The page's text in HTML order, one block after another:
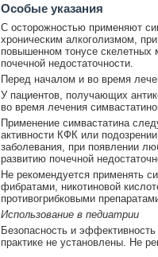
Особые указания
С осторожностью применяют
хроническим алкоголизмом,
повышенном тонусе скелетных
почечной недостаточности.
Перед началом и во время
У пациентов, получающих
во время лечения
Применение симвастатина
активности КФК или
заболевания, при появлении
развитию почечной
Не рекомендуется применять
фибратами, никотиновой
противогрибковыми
Использование в педиатрии
Безопасность и
практике не установлены. Не